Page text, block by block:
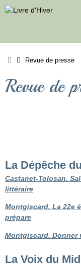
Passer
au
AccueilRevue de presse
Revue de
La Dépêche
Castanet-Tolosan.
littéraire
Montgiscard. La 22e
prépare
Montgiscard. Donner
La Voix du